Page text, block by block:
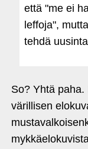
että "me ei
leffoja",
tehdä
So? Yhtä
värillisen